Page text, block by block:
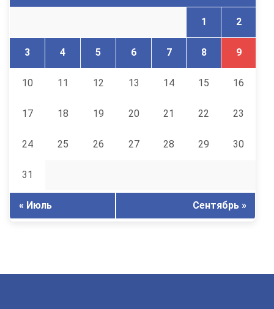
1 2
3 4 5 6 7 8 9
10 11 12 13 14 15 16
17 18 19 20 21 22 23
24 25 26 27 28 29 30
31
« Июль Сентябрь »